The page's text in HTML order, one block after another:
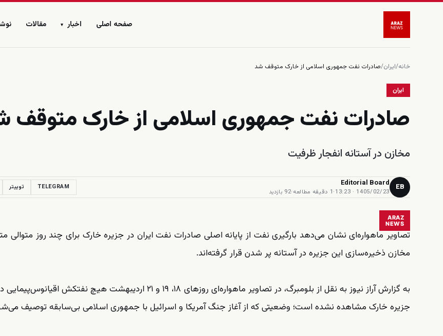
صفحه اصلی اخبار ▾ مقالات
خانه/ایران/صادرات نفت جمهوری اسلامی از خارک متوقف شد
ایران
صادرات نفت جمهوری اسلامی از خارک متوقف
مخازن در آستانه انفجار ظرفیت
EB
Editorial Board
1405/02/23 · 13:23
·1 دقیقه مطالعه ·92 بازدید
TELEGRAM توییتر
ARAZ
NEWS
تصاویر ماهواره‌ای نشان می‌دهد بارگیری نفت از پایانه اصلی صادرات نفت ایران در جزیره خارک برای چند روز
مخازن ذخیره‌سازی این جزیره در آستانه پر شدن قرار گرفته‌اند.
به گزارش آراز نیوز به نقل از بلومبرگ، در تصاویر ماهواره‌ای روزهای ۱۸، ۱۹ و ۲۱ اردیبهشت هیچ
جزیره خارک مشاهده نشده است؛ وضعیتی که از آغاز جنگ آمریکا و اسرائیل با جمهوری اسلامی بی‌سابقه توصیف